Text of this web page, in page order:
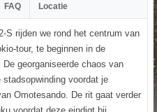
FAQ Locatie
S rijden we rond het centrum van
tour, te beginnen in de
georganiseerde chaos van
voordat je
Omotesando. De rit gaat verder
voordat deze eindigt bij